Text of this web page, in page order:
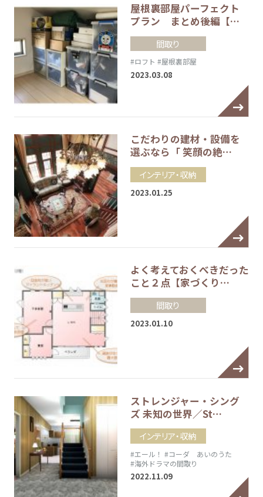
屋根裏部屋パーフェクト
プラン まとめ後編【…
間取り
#ロフト #屋根裏部屋
2023.03.08
こだわりの建材・設備を
選ぶなら「 笑顔の絶…
インテリア・収納
2023.01.25
よく考えておくべきだった
こと２点【家づくり…
間取り
2023.01.10
ストレンジャー・シング
ズ 未知の世界／St…
インテリア・収納
#エール！ #コーダ あいのうた
#海外ドラマの間取り
2022.11.09